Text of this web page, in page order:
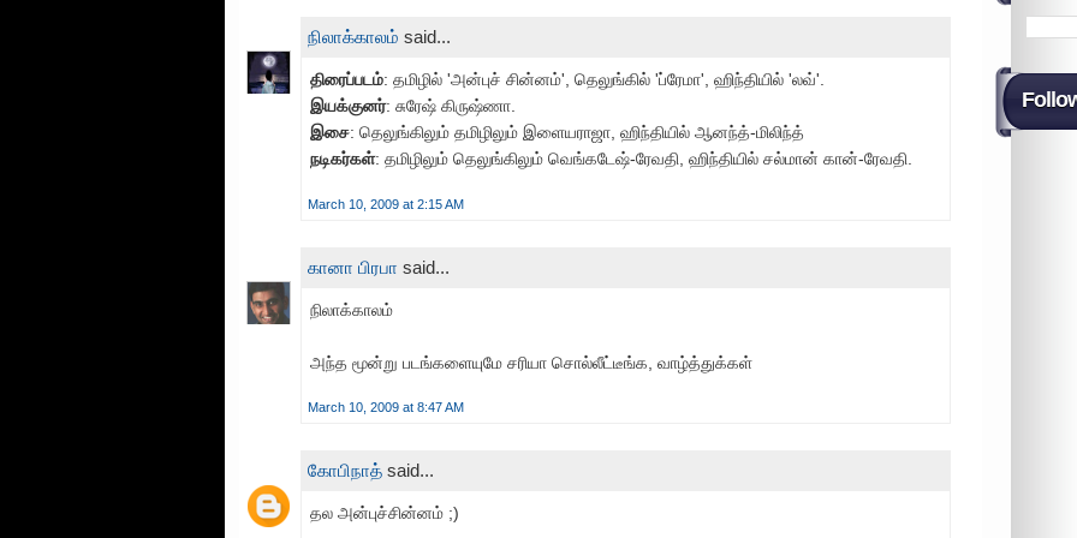
நிலாக்காலம் said...
திரைப்படம்: தமிழில் 'அன்புச் சின்னம்', தெலுங்கில் 'ப்ரேமா', ஹிந்தியில் 'லவ்'.
இயக்குனர்: சுரேஷ் கிருஷ்ணா.
இசை: தெலுங்கிலும் தமிழிலும் இளையராஜா, ஹிந்தியில் ஆனந்த்-மிலிந்த்
நடிகர்கள்: தமிழிலும் தெலுங்கிலும் வெங்கடேஷ்-ரேவதி, ஹிந்தியில் சல்மான் கான்-ரேவதி.
March 10, 2009 at 2:15 AM
கானா பிரபா said...
நிலாக்காலம்
அந்த மூன்று படங்களையுமே சரியா சொல்லீட்டீங்க, வாழ்த்துக்கள்
March 10, 2009 at 8:47 AM
கோபிநாத் said...
தல அன்புச்சின்னம் ;)